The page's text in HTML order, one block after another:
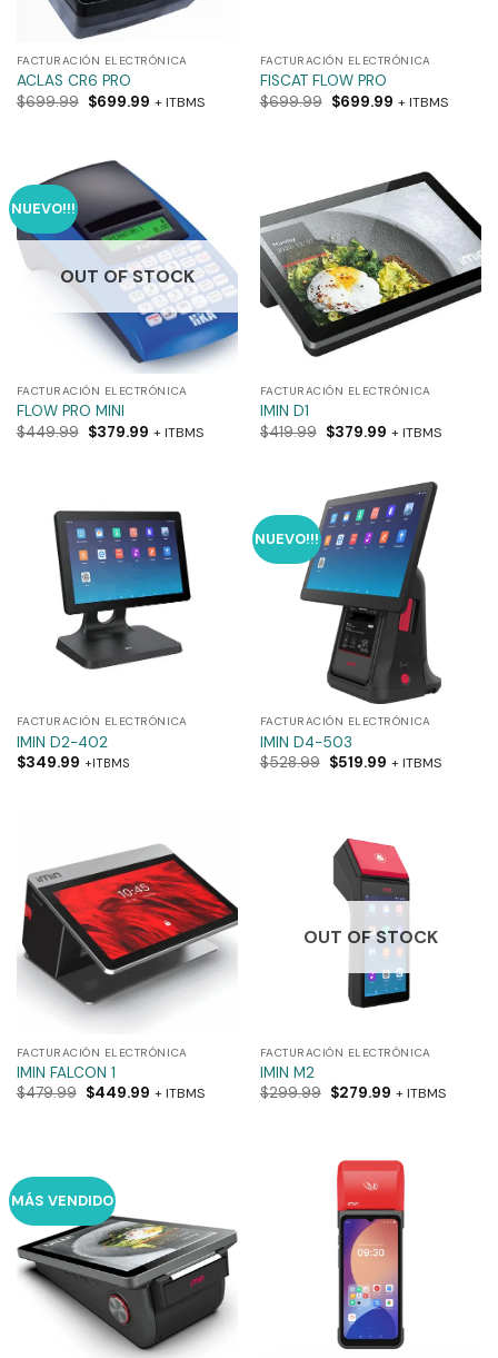
FACTURACIÓN ELECTRÓNICA
ACLAS CR6 PRO
$699.99 $699.99 + ITBMS
FACTURACIÓN ELECTRÓNICA
FISCAT FLOW PRO
$699.99 $699.99 + ITBMS
NUEVO!!!
OUT OF STOCK
FACTURACIÓN ELECTRÓNICA
FLOW PRO MINI
$449.99 $379.99 + ITBMS
FACTURACIÓN ELECTRÓNICA
IMIN D1
$419.99 $379.99 + ITBMS
FACTURACIÓN ELECTRÓNICA
IMIN D2-402
$349.99 +ITBMS
NUEVO!!!
FACTURACIÓN ELECTRÓNICA
IMIN D4-503
$528.99 $519.99 + ITBMS
FACTURACIÓN ELECTRÓNICA
IMIN FALCON 1
$479.99 $449.99 + ITBMS
OUT OF STOCK
FACTURACIÓN ELECTRÓNICA
IMIN M2
$299.99 $279.99 + ITBMS
MÁS VENDIDO